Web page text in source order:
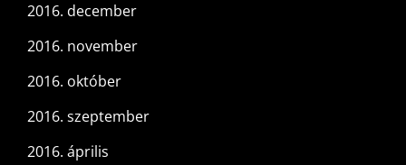
2016. december
2016. november
2016. október
2016. szeptember
2016. április